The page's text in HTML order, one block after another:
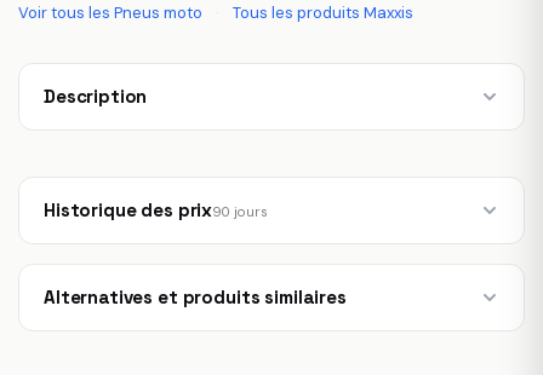
Voir tous les Pneus moto · Tous les produits Maxxis
Description
Historique des prix90 jours
Alternatives et produits similaires